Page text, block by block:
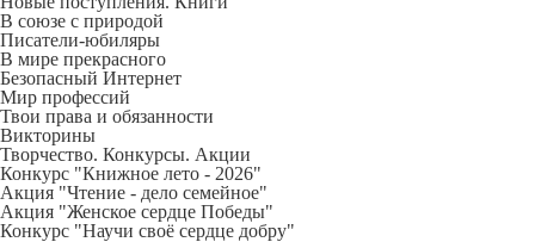
В союзе с природой
Писатели-юбиляры
В мире прекрасного
Безопасный Интернет
Мир профессий
Твои права и обязанности
Викторины
Творчество. Конкурсы. Акции
Конкурс "Книжное лето - 2026"
Акция "Чтение - дело семейное"
Акция "Женское сердце Победы"
Конкурс "Научи своё сердце добру"